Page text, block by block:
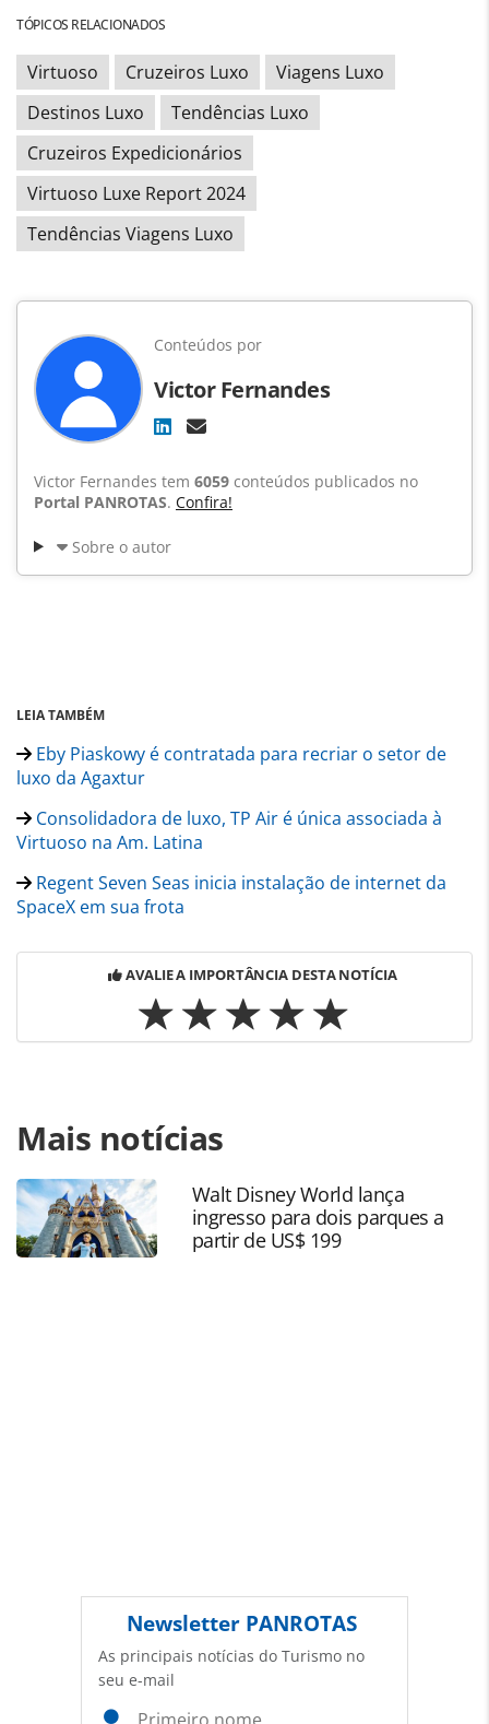
TÓPICOS RELACIONADOS
Virtuoso Cruzeiros Luxo
Viagens Luxo
Destinos Luxo
Tendências Luxo
Cruzeiros Expedicionários
Virtuoso Luxe Report 2024
Tendências Viagens Luxo
Conteúdos por
Victor Fernandes
Victor Fernandes tem 6059 conteúdos publicados no
Portal PANROTAS. Confira!
Sobre o autor
LEIA TAMBÉM
Eby Piaskowy é contratada para recriar o setor de
luxo da Agaxtur
Consolidadora de luxo, TP Air é única associada à
Virtuoso na Am. Latina
Regent Seven Seas inicia instalação de internet da
SpaceX em sua frota
AVALIE A IMPORTÂNCIA DESTA NOTÍCIA
https://www.panrotas.com.br/destinos/luxo/2023/11/
os-turistas-de-luxo-latinos-viajarao-em-2024-veja-
preferencias_201309.html ou as ferramentas oferecidas na
página. Todo o conteúdo produzido pela PANROTAS
Editora é protegido pela legislação brasileira sobre direito
autoral. Não reproduza o conteúdo sem autorização da
Mais notícias
Walt Disney World lança
ingresso para dois parques a
partir de US$ 199
Newsletter PANROTAS
As principais notícias do Turismo no
seu e-mail